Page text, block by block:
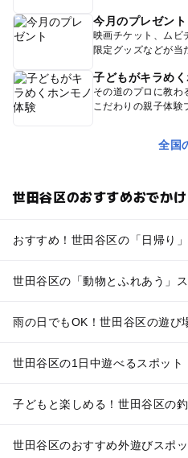
今月のプレゼント
映画チケット、ムビ
限定グッズなどが当
子どもがキラめ
その道のプロに教わ
こだわりの親子体験
全国
世田谷区のおすすめおでかけ
おすすめ！世田谷区の「日帰り
世田谷区の「動物とふれあう」
雨の日でもOK！世田谷区の遊び
世田谷区の1日中遊べるスポット
子どもと楽しめる！世田谷区の
世田谷区のおすすめ外遊びスポッ